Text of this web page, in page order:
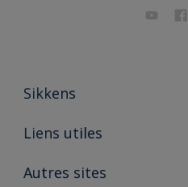
Sikkens
A propos de Sikkens
Liens utiles
Ouvrir un magasin PASS
Autres sites